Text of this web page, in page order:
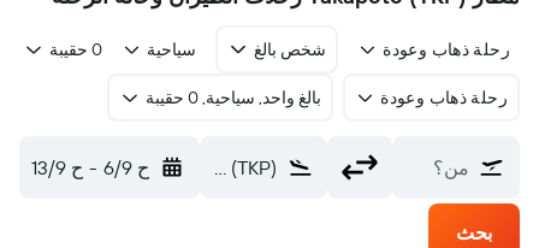
رحلة ذهاب وعودة شخص بالغ سياحية 0 حقيبة
رحلة ذهاب وعودة بالغ واحد, سياحية, 0 حقيبة
من؟ Takapoto (TKP) ح 6/9 - ح 13/9
بحث